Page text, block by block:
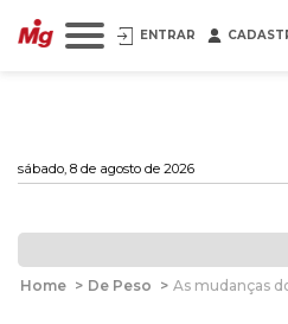
ENTRAR
sábado, 8 de agosto de 2026
Home > De Peso > As mudanças